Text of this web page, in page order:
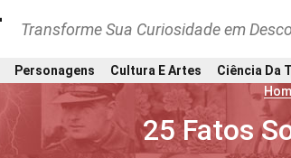
Transforme Sua Curiosidade em
Personagens Cultura E Artes Ciência Da
25 Fatos